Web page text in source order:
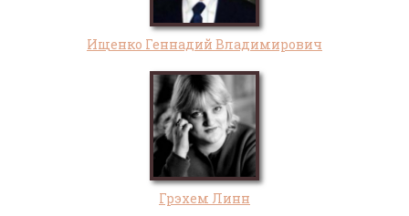
Ищенко Геннадий Владимирович
Грэхем Линн